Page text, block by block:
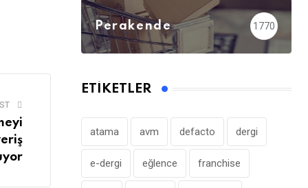
Perakende 1770
ETIKETLER
atama avm defacto dergi
e-dergi eğlence franchise